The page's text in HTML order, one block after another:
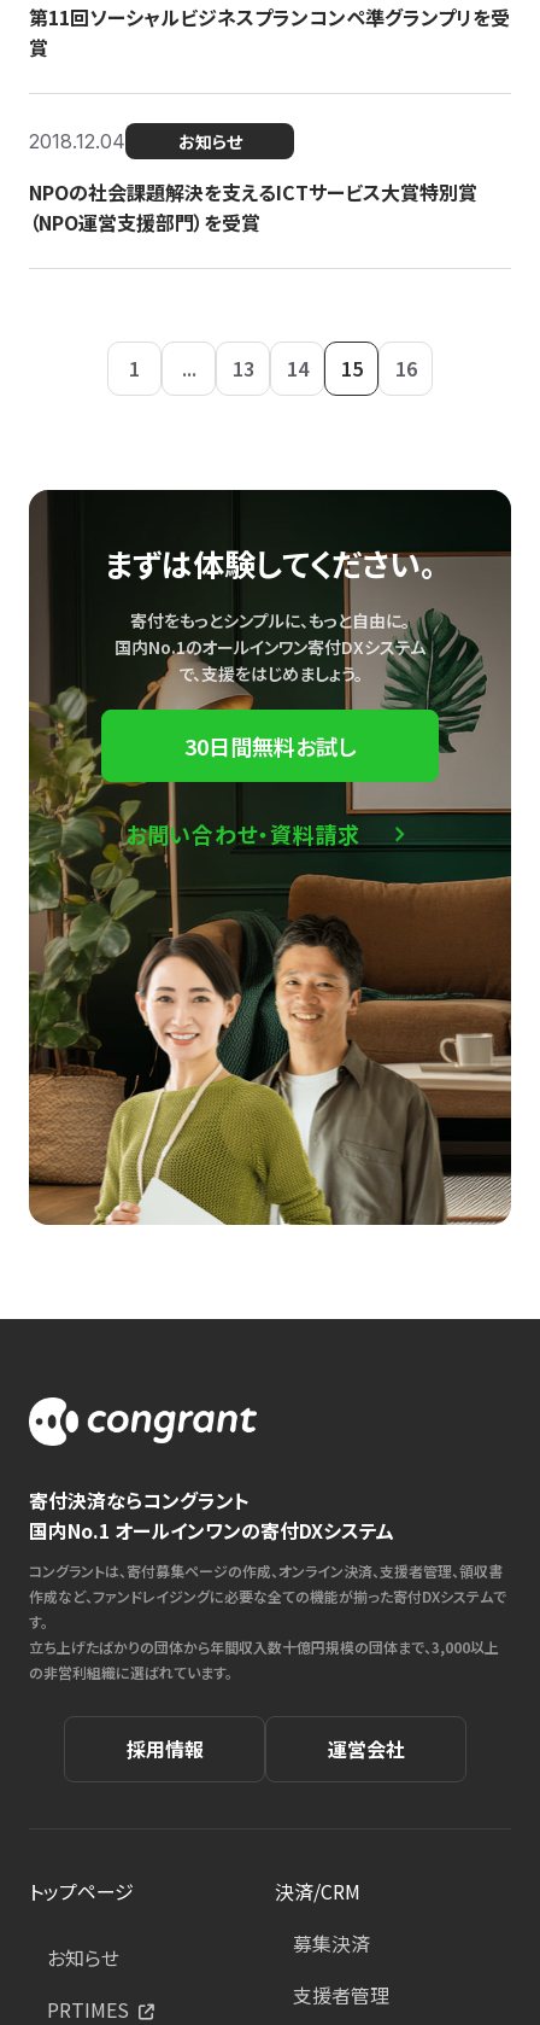
第11回ソーシャルビジネスプランコンペ準グランプリを受
賞
2018.12.04 お知らせ
NPOの社会課題解決を支えるICTサービス大賞特別賞
（NPO運営支援部門）を受賞
1 ... 13 14 15 16
まずは体験してください。
寄付をもっとシンプルに、もっと自由に。
国内No.1のオールインワン寄付DXシステム
で、支援をはじめましょう。
30日間無料お試し
お問い合わせ・資料請求
寄付決済ならコングラント
国内No.1 オールインワンの寄付DXシステム
コングラントは、寄付募集ページの作成、オンライン決済、支援者管理、領収書
作成など、ファンドレイジングに必要な全ての機能が揃った寄付DXシステムで
す。
立ち上げたばかりの団体から年間収入数十億円規模の団体まで、3,000以上
の非営利組織に選ばれています。
採用情報 運営会社
トップページ
お知らせ
PRTIMES
決済/CRM
募集決済
支援者管理